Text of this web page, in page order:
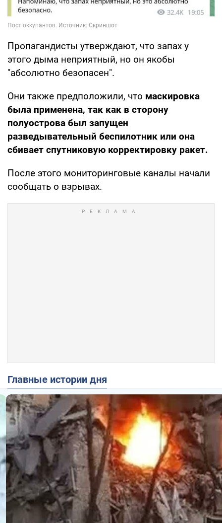
Пропагандисты утверждают, что запах у
этого дыма неприятный, но он якобы
"абсолютно безопасен".
Они также предположили, что маскировка
была применена, так как в сторону
полуострова был запущен
разведывательный беспилотник или она
сбивает спутниковую корректировку ракет.
После этого мониторинговые каналы начали
сообщать о взрывах.
Главные истории дня